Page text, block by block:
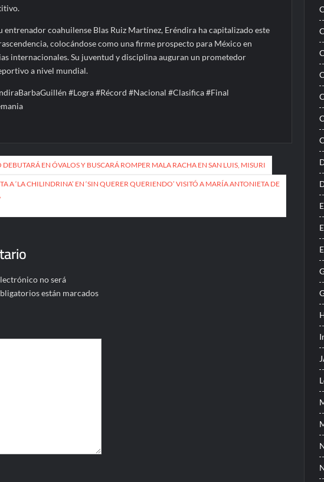
entrenador coahuilense Blas Ruiz Martínez, Eréndira ha capitalizado este
colocándose como una firme prospecto para México en
internacionales. Su juventud y disciplina auguran un prometedor
a nivel mundial.
#Logra #Récord #Nacional #Clasifica #Final
DEBUTARÁ EN ÓVALOS Y BUSCARÁ ROMPER MALA RACHA EN SAN LUIS, MISURI
A ‘LA CHILINDRINA’ EN ‘SIN QUERER QUERIENDO’ VISITÓ A MARÍA ANTONIETA DE
no será
están marcados